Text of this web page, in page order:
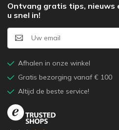
Ontvang gratis tips, nieuws
u snel in!
Afhalen in onze winkel
Gratis bezorging vanaf € 100
Altijd de beste service!